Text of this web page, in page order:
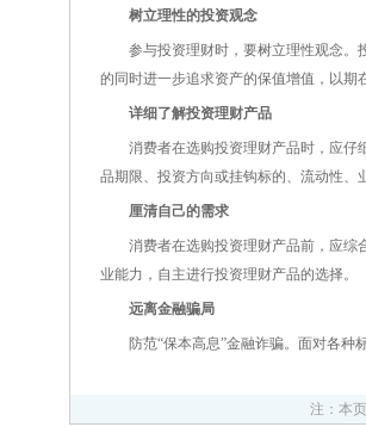
树立理性的投资观念
参与投资理财时，要树立理性观念。投
的同时进一步追求资产的保值增值，以期
详细了解投资理财产品
消费者在选购投资理财产品时，应仔细
品期限、投资方向或挂钩标的、流动性
厘清自己的需求
消费者在选购投资理财产品前，应综合
业能力，自主进行投资理财产品的选择。
远离金融骗局
防范“保本高息”金融诈骗。面对各种标
注：本